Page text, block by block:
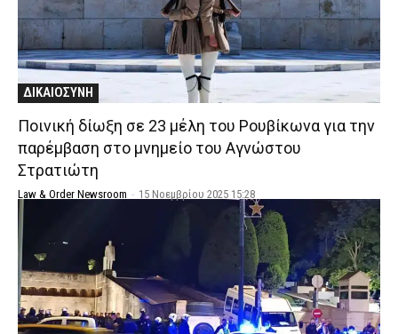
ΔΙΚΑΙΟΣΥΝΗ
Ποινική δίωξη σε 23 μέλη του Ρουβίκωνα για την
παρέμβαση στο μνημείο του Αγνώστου
Στρατιώτη
Law & Order Newsroom - 15 Νοεμβρίου 2025 15:28